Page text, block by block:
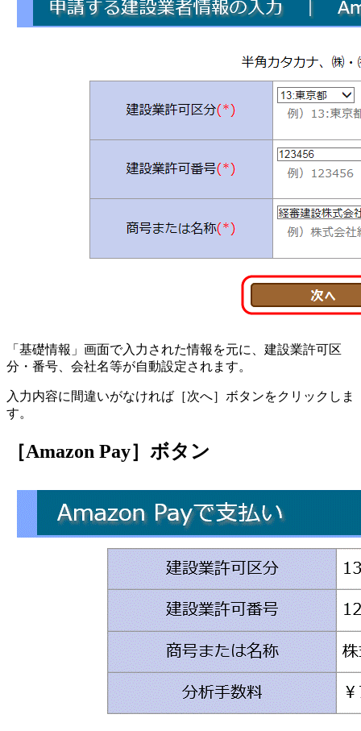
「基礎情報」画面で入力された情報を元に、建設業許可区
分・番号、会社名等が自動設定されます。
入力内容に間違いがなければ［次へ］ボタンをクリックしま
す。
［Amazon Pay］ボタン